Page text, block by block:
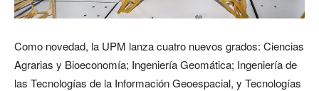
Como novedad, la UPM lanza cuatro nuevos grados: Ciencias
Agrarias y Bioeconomía; Ingeniería Geomática; Ingeniería de
las Tecnologías de la Información Geoespacial, y Tecnologías